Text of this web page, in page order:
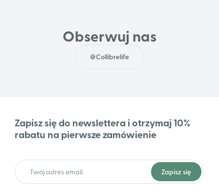
Obserwuj nas
@Collibrelife
Zapisz się do newslettera i otrzymaj 10%
rabatu na pierwsze zamówienie